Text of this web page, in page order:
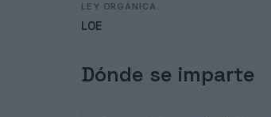
LEY ORGÁNICA
LOE
Dónde se imparte